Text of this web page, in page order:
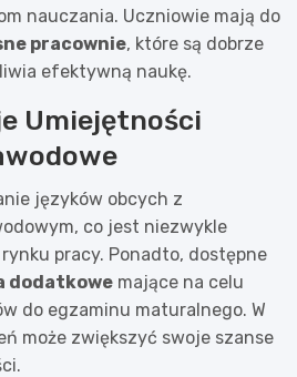
nauczania. Uczniowie mają do
pracownie, które są dobrze
efektywną naukę.
Umiejętności
języków obcych z
co jest niezwykle
pracy. Ponadto, dostępne
dodatkowe mające na celu
do egzaminu maturalnego. W
może zwiększyć swoje szanse